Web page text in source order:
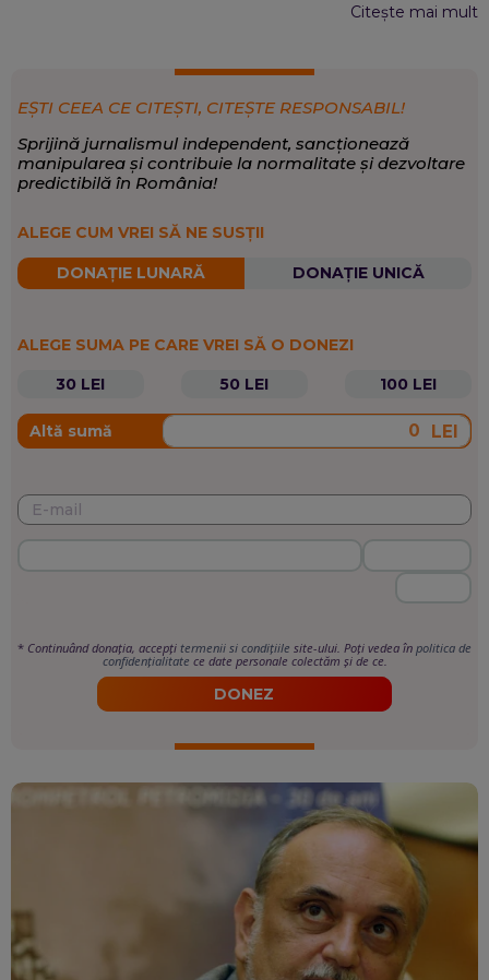
Citește mai mult
EȘTI CEEA CE CITEȘTI, CITEȘTE RESPONSABIL!
Sprijină jurnalismul independent, sancționează
manipularea și contribuie la normalitate și dezvoltare
predictibilă în România!
ALEGE CUM VREI SĂ NE SUSȚII
DONAȚIE LUNARĂ DONAȚIE UNICĂ
ALEGE SUMA PE CARE VREI SĂ O DONEZI
30 LEI
50 LEI 100 LEI
Altă sumă LEI
* Continuând donația, accepți termenii si condițiile site-ului. Poți vedea în politica de
confidențialitate ce date personale colectăm și de ce.
DONEZ